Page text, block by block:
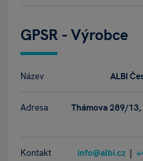
GPSR - Výrobce
Název ALBI
Adresa
Thámova 289/
Kontakt info@albi.cz |